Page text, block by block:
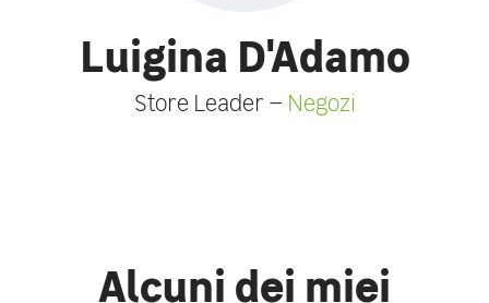
Luigina D'Adamo
Store Leader – Negozi
Alcuni dei miei